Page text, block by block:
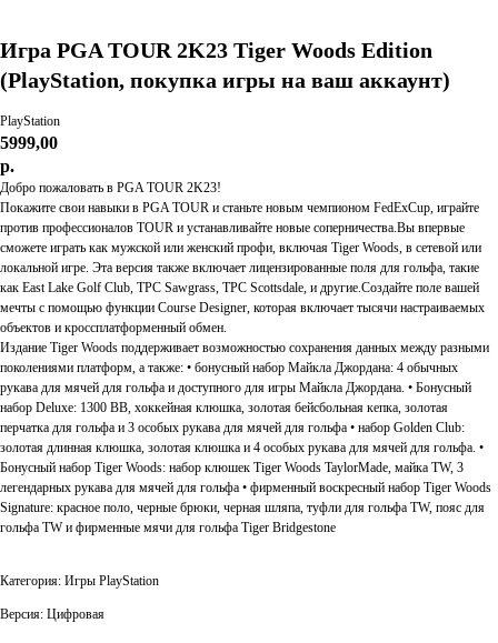
Игра PGA TOUR 2K23 Tiger Woods Edition
(PlayStation, покупка игры на ваш аккаунт)
PlayStation
5999,00
р.
Добро пожаловать в PGA TOUR 2K23!
Покажите свои навыки в PGA TOUR и станьте новым чемпионом FedExCup, играйте
против профессионалов TOUR и устанавливайте новые соперничества.Вы впервые
сможете играть как мужской или женский профи, включая Tiger Woods, в сетевой или
локальной игре. Эта версия также включает лицензированные поля для гольфа, такие
как East Lake Golf Club, TPC Sawgrass, TPC Scottsdale, и другие.Создайте поле вашей
мечты с помощью функции Course Designer, которая включает тысячи настраиваемых
объектов и кроссплатформенный обмен.
Издание Tiger Woods поддерживает возможностью сохранения данных между разными
поколениями платформ, а также: • бонусный набор Майкла Джордана: 4 обычных
рукава для мячей для гольфа и доступного для игры Майкла Джордана. • Бонусный
набор Deluxe: 1300 ВВ, хоккейная клюшка, золотая бейсбольная кепка, золотая
перчатка для гольфа и 3 особых рукава для мячей для гольфа • набор Golden Club:
золотая длинная клюшка, золотая клюшка и 4 особых рукава для мячей для гольфа. •
Бонусный набор Tiger Woods: набор клюшек Tiger Woods TaylorMade, майка TW, 3
легендарных рукава для мячей для гольфа • фирменный воскресный набор Tiger Woods
Signature: красное поло, черные брюки, черная шляпа, туфли для гольфа TW, пояс для
гольфа TW и фирменные мячи для гольфа Tiger Bridgestone
Категория: Игры PlayStation
Версия: Цифровая